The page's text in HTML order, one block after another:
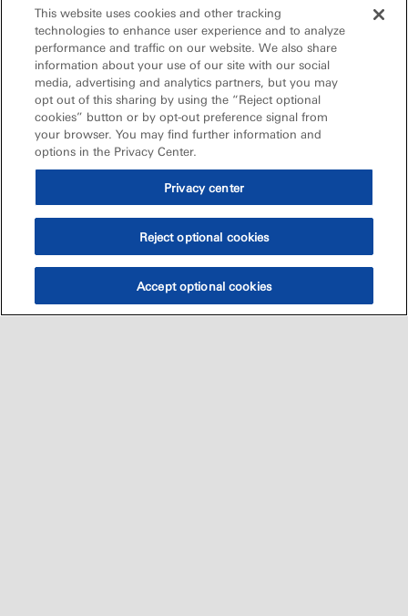
This website uses cookies and other tracking
technologies to enhance user experience and to analyze
performance and traffic on our website. We also share
information about your use of our site with our social
media, advertising and analytics partners, but you may
opt out of this sharing by using the “Reject optional
cookies” button or by opt-out preference signal from
your browser. You may find further information and
options in the Privacy Center.
Privacy center
Reject optional cookies
Accept optional cookies